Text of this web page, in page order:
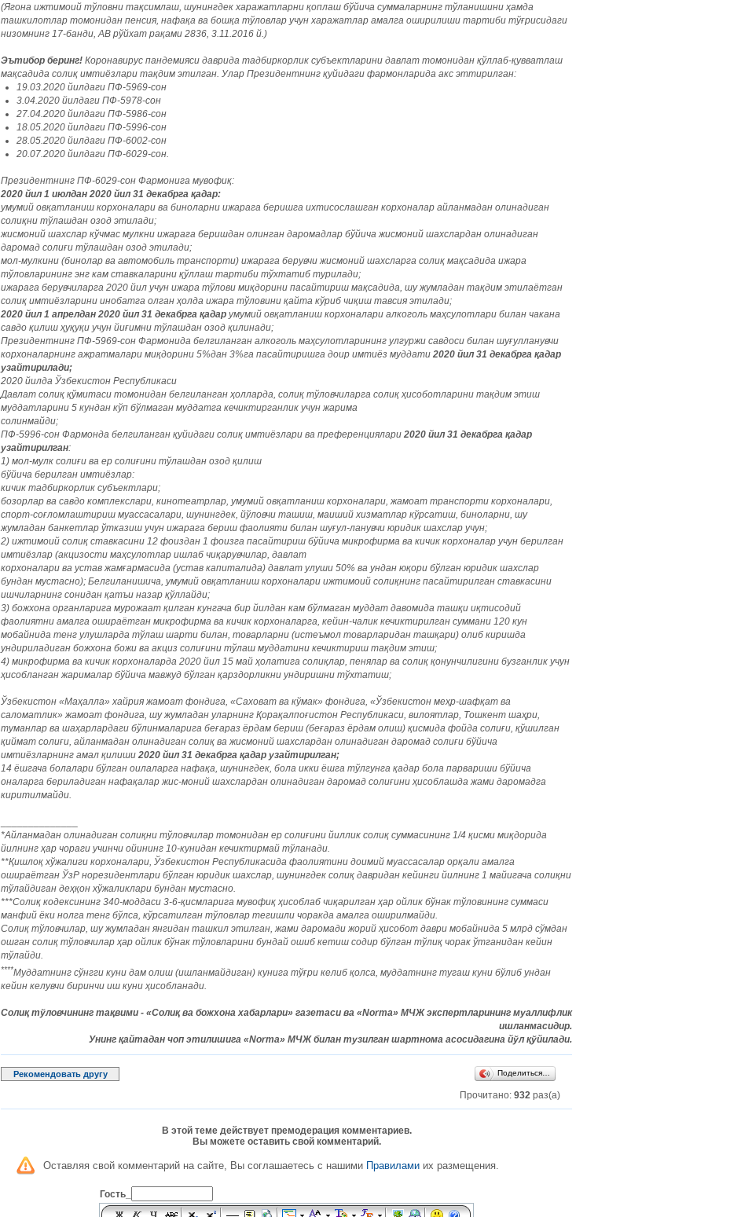
(Ягона ижтимоий тўловни тақсимлаш, шунингдек харажатларни қоплаш бўйича суммаларнинг тўланишини ҳамда
ташкилотлар томонидан пенсия, нафақа ва бошқа тўловлар учун харажатлар амалга оширилиши тартиби тўғрисидаги
низомнинг 17-банди, АВ рўйхат рақами 2836, 3.11.2016 й.)
Эътибор беринг! Коронавирус пандемияси даврида тадбиркорлик субъектларини давлат томонидан қўллаб-қувватлаш
мақсадида солиқ имтиёзлари тақдим этилган. Улар Президентнинг қуйидаги фармонларида акс эттирилган:
19.03.2020 йилдаги ПФ-5969-сон
3.04.2020 йилдаги ПФ-5978-сон
27.04.2020 йилдаги ПФ-5986-сон
18.05.2020 йилдаги ПФ-5996-сон
28.05.2020 йилдаги ПФ-6002-сон
20.07.2020 йилдаги ПФ-6029-сон.
Президентнинг ПФ-6029-сон Фармонига мувофиқ:
2020 йил 1 июлдан 2020 йил 31 декабрга қадар:
умумий овқатланиш корхоналари ва биноларни ижарага беришга ихтисослашган корхоналар айланмадан олинадиган
солиқни тўлашдан озод этилади;
жисмоний шахслар кўчмас мулкни ижарага беришдан олинган даромадлар бўйича жисмоний шахслардан олинадиган
даромад солиғи тўлашдан озод этилади;
мол-мулкини (бинолар ва автомобиль транспорти) ижарага берувчи жисмоний шахсларга солиқ мақсадида ижара
тўловларининг энг кам ставкаларини қўллаш тартиби тўхтатиб турилади;
ижарага берувчиларга 2020 йил учун ижара тўлови миқдорини пасайтириш мақсадида, шу жумладан тақдим этилаётган
солиқ имтиёзларини инобатга олган ҳолда ижара тўловини қайта кўриб чиқиш тавсия этилади;
2020 йил 1 апрелдан 2020 йил 31 декабрга қадар умумий овқатланиш корхоналари алкоголь маҳсулотлари билан чакана
савдо қилиш ҳуқуқи учун йиғимни тўлашдан озод қилинади;
Президентнинг ПФ-5969-сон Фармонида белгиланган алкоголь маҳсулотларининг улгуржи савдоси билан шуғулланувчи
корхоналарнинг ажратмалари миқдорини 5%дан 3%га пасайтиришга доир имтиёз муддати 2020 йил 31 декабрга қадар
узайтирилади;
2020 йилда Ўзбекистон Республикаси
Давлат солиқ қўмитаси томонидан белгиланган ҳолларда, солиқ тўловчиларга солиқ ҳисоботларини тақдим этиш
муддатларини 5 кундан кўп бўлмаган муддатга кечиктирганлик учун жарима
солинмайди;
ПФ-5996-сон Фармонда белгиланган қуйидаги солиқ имтиёзлари ва преференциялари 2020 йил 31 декабрга қадар
узайтирилган:
1) мол-мулк солиғи ва ер солиғини тўлашдан озод қилиш
бўйича берилган имтиёзлар:
кичик тадбиркорлик субъектлари;
бозорлар ва савдо комплекслари, кинотеатрлар, умумий овқатланиш корхоналари, жамоат транспорти корхоналари,
спорт-соғломлаштириш муассасалари, шунингдек, йўловчи ташиш, маиший хизматлар кўрсатиш, биноларни, шу
жумладан банкетлар ўтказиш учун ижарага бериш фаолияти билан шуғул-ланувчи юридик шахслар учун;
2) ижтимоий солиқ ставкасини 12 фоиздан 1 фоизга пасайтириш бўйича микрофирма ва кичик корхоналар учун берилган
имтиёзлар (акцизости маҳсулотлар ишлаб чиқарувчилар, давлат
корхоналари ва устав жамғармасида (устав капиталида) давлат улуши 50% ва ундан юқори бўлган юридик шахслар
бундан мустасно); Белгиланишича, умумий овқатланиш корхоналари ижтимоий солиқнинг пасайтирилган ставкасини
ишчиларнинг сонидан қатъи назар қўллайди;
3) божхона органларига мурожаат қилган кунгача бир йилдан кам бўлмаган муддат давомида ташқи иқтисодий
фаолиятни амалга ошираётган микрофирма ва кичик корхоналарга, кейин-чалик кечиктирилган суммани 120 кун
мобайнида тенг улушларда тўлаш шарти билан, товарларни (истеъмол товарларидан ташқари) олиб киришда
ундириладиган божхона божи ва акциз солиғини тўлаш муддатини кечиктириш тақдим этиш;
4) микрофирма ва кичик корхоналарда 2020 йил 15 май ҳолатига солиқлар, пенялар ва солиқ қонунчилигини бузганлик учун
ҳисобланган жарималар бўйича мавжуд бўлган қарздорликни ундиришни тўхтатиш;
Ўзбекистон «Маҳалла» хайрия жамоат фондига, «Саховат ва кўмак» фондига, «Ўзбекистон меҳр-шафқат ва
саломатлик» жамоат фондига, шу жумладан уларнинг Қорақалпоғистон Республикаси, вилоятлар, Тошкент шаҳри,
туманлар ва шаҳарлардаги бўлинмаларига беғараз ёрдам бериш (беғараз ёрдам олиш) қисмида фойда солиғи, қўшилган
қиймат солиғи, айланмадан олинадиган солиқ ва жисмоний шахслардан олинадиган даромад солиғи бўйича
имтиёзларнинг амал қилиши 2020 йил 31 декабрга қадар узайтирилган;
14 ёшгача болалари бўлган оилаларга нафақа, шунингдек, бола икки ёшга тўлгунга қадар бола парвариши бўйича
оналарга бериладиган нафақалар жис-моний шахслардан олинадиган даромад солиғини ҳисоблашда жами даромадга
киритилмайди.
*Айланмадан олинадиган солиқни тўловчилар томонидан ер солиғини йиллик солиқ суммасининг 1/4 қисми миқдорида
йилнинг ҳар чораги учинчи ойининг 10-кунидан кечиктирмай тўланади.
**Қишлоқ хўжалиги корхоналари, Ўзбекистон Республикасида фаолиятини доимий муассасалар орқали амалга
ошираётган ЎзР норезидентлари бўлган юридик шахслар, шунингдек солиқ давридан кейинги йилнинг 1 майигача солиқни
тўлайдиган деҳқон хўжаликлари бундан мустасно.
***Солиқ кодексининг 340-моддаси 3-6-қисмларига мувофиқ ҳисоблаб чиқарилган ҳар ойлик бўнак тўловининг суммаси
манфий ёки нолга тенг бўлса, кўрсатилган тўловлар тегишли чоракда амалга оширилмайди.
Солиқ тўловчилар, шу жумладан янгидан ташкил этилган, жами даромади жорий ҳисобот даври мобайнида 5 млрд сўмдан
ошган солиқ тўловчилар ҳар ойлик бўнак тўловларини бундай ошиб кетиш содир бўлган тўлиқ чорак ўтганидан кейин
тўлайди.
****Муддатнинг сўнгги куни дам олиш (ишланмайдиган) кунига тўғри келиб қолса, муддатнинг тугаш куни бўлиб ундан
кейин келувчи биринчи иш куни ҳисобланади.
Солиқ тўловчининг тақвими - «Солиқ ва божхона хабарлари» газетаси ва «Norma» МЧЖ экспертларининг муаллифлик
ишланмасидир.
Унинг қайтадан чоп этилишига «Norma» МЧЖ билан тузилган шартнома асосидагина йўл қўйилади.
Рекомендовать другу Поделиться…
Прочитано: 932 раз(а)
В этой теме действует премодерация комментариев.
Вы можете оставить свой комментарий.
Оставляя свой комментарий на сайте, Вы соглашаетесь с нашими Правилами их размещения.
Гость_